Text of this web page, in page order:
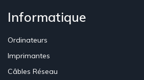
Informatique
Ordinateurs
Imprimantes
Câbles Réseau